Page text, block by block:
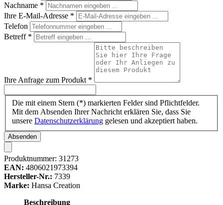
Nachname *
Ihre E-Mail-Adresse *
Telefon
Betreff *
Ihre Anfrage zum Produkt *
Die mit einem Stern (*) markierten Felder sind Pflichtfelder.
Mit dem Absenden Ihrer Nachricht erklären Sie, dass Sie
unsere Datenschutzerklärung gelesen und akzeptiert haben.
Absenden
Produktnummer: 31273
EAN: 4806021973394
Hersteller-Nr.: 7339
Marke: Hansa Creation
Beschreibung